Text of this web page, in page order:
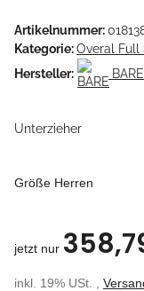
Artikelnummer:
Kategorie:Overal Full
Hersteller:
BARE
Unterzieher
Größe Herren
jetzt nur
inkl. 19% USt. ,